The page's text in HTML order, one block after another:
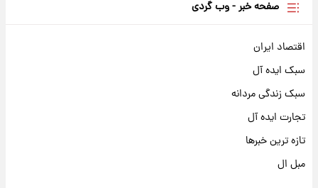
صفحه خبر - وب گردی
اقتصاد ایران
سبک ایده آل
سبک زندگی مردانه
تجارت ایده آل
تازه ترین خبرها
مبل ال